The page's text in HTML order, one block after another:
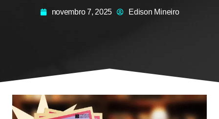
novembro 7, 2025 Edison Mineiro